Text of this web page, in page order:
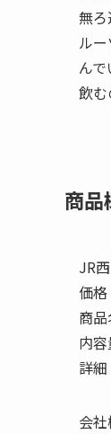
無
ル
ん
飲む
商品
JR
価
商品
内
詳
会